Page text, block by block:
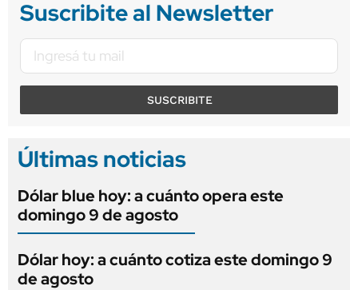
Suscribite al Newsletter
SUSCRIBITE
Últimas noticias
Dólar blue hoy: a cuánto opera este
domingo 9 de agosto
Dólar hoy: a cuánto cotiza este domingo 9
de agosto